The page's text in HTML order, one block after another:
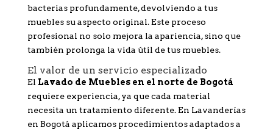
bacterias profundamente, devolviendo a tus
muebles su aspecto original. Este proceso
profesional no solo mejora la apariencia, sino que
también prolonga la vida útil de tus muebles.
El valor de un servicio especializado
El Lavado de Muebles en el norte de Bogotá
requiere experiencia, ya que cada material
necesita un tratamiento diferente. En Lavanderías
en Bogotá aplicamos procedimientos adaptados a